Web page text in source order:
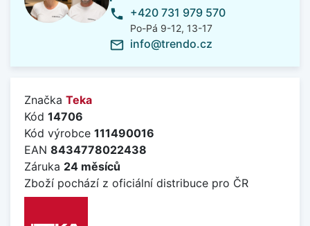
phone +420 731 979 570
Po-Pá 9-12, 13-17
mail_outline info@trendo.cz
Značka Teka
Kód 14706
Kód výrobce 111490016
EAN 8434778022438
Záruka 24 měsíců
Zboží pochází z oficiální distribuce pro ČR